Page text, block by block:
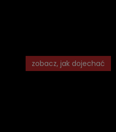
zobacz, jak dojechać